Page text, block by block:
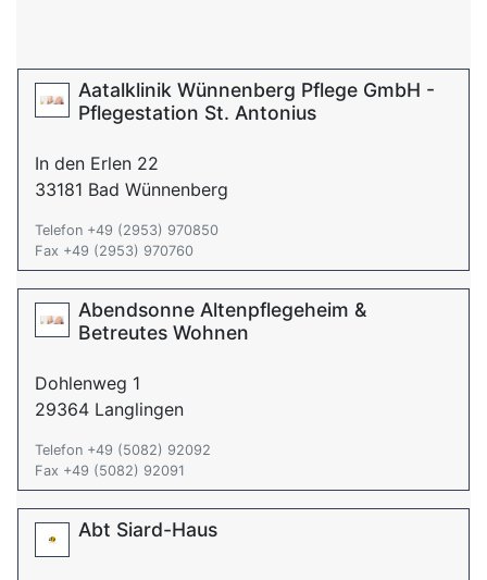
Aatalklinik Wünnenberg Pflege GmbH -
Pflegestation St. Antonius
In den Erlen 22
33181 Bad Wünnenberg
Telefon +49 (2953) 970850
Fax +49 (2953) 970760
Abendsonne Altenpflegeheim &
Betreutes Wohnen
Dohlenweg 1
29364 Langlingen
Telefon +49 (5082) 92092
Fax +49 (5082) 92091
Abt Siard-Haus